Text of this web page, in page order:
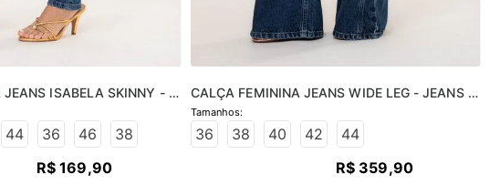
ISABELA SKINNY -
44 36 46 38
R$ 169,90
CALÇA FEMININA JEANS WIDE LEG - JEANS
MÉDIO
36 38 40 42
44
R$ 359,90